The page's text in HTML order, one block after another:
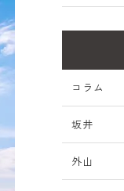
コラム
坂井
外山